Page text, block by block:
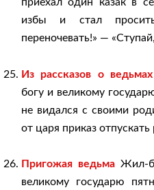
избы и стал
переночевать!» —
Из рассказов о ведьмах
богу и великому
не видался с своими
от царя приказ
Пригожая ведьма Жил-
великому государю